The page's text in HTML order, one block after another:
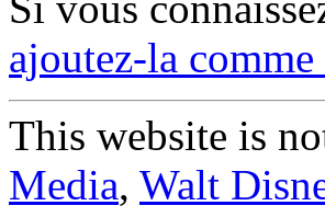
ajoutez-la comme
This website is
Media, Walt